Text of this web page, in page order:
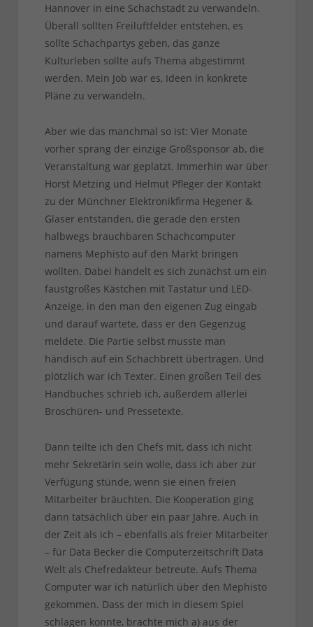
Hannover in eine Schachstadt zu verwandeln.
Überall sollten Freiluftfelder entstehen, es
sollte Schachpartys geben, das ganze
Kulturleben sollte aufs Thema abgestimmt
werden. Mein Job war es, Ideen in konkrete
Pläne zu verwandeln.
Aber wie das manchmal so ist: Vier Monate
vorher sprang der einzige Großsponsor ab, die
Veranstaltung war geplatzt. Immerhin war über
Horst Metzing und Helmut Pfleger der Kontakt
zu der Münchner Elektronikfirma Hegener &
Glaser entstanden, die gerade den ersten
halbwegs brauchbaren Schachcomputer
namens Mephisto auf den Markt bringen
wollten. Dabei handelt es sich zunächst um ein
faustgroßes Kästchen mit Tastatur und LED-
Anzeige, in den man den eigenen Zug eingab
und darauf wartete, dass er den Gegenzug
meldete. Die Partie selbst musste man
händisch auf ein Schachbrett übertragen. Und
plötzlich war ich Texter. Einen großen Teil des
Handbuches schrieb ich, außerdem allerlei
Broschüren- und Pressetexte.
Dann teilte ich den Chefs mit, dass ich nicht
mehr Sekretärin sein wolle, dass ich aber zur
Verfügung stünde, wenn sie einen freien
Mitarbeiter bräuchten. Die Kooperation ging
dann tatsächlich über ein paar Jahre. Auch in
der Zeit als ich – ebenfalls als freier Mitarbeiter
– für Data Becker die Computerzeitschrift Data
Welt als Chefredakteur betreute. Aufs Thema
Computer war ich natürlich über den Mephisto
gekommen. Dass der mich in diesem Spiel
schlagen konnte, brachte mich a) aus der